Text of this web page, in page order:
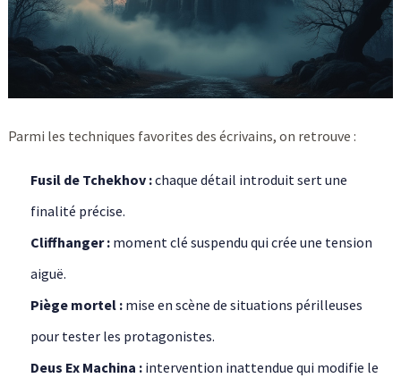
Parmi les techniques favorites des écrivains, on retrouve :
Fusil de Tchekhov :chaque détail introduit sert une
finalité précise.
Cliffhanger :moment clé suspendu qui crée une tension
aiguë.
Piège mortel :mise en scène de situations périlleuses
pour tester les protagonistes.
Deus Ex Machina :intervention inattendue qui modifie le